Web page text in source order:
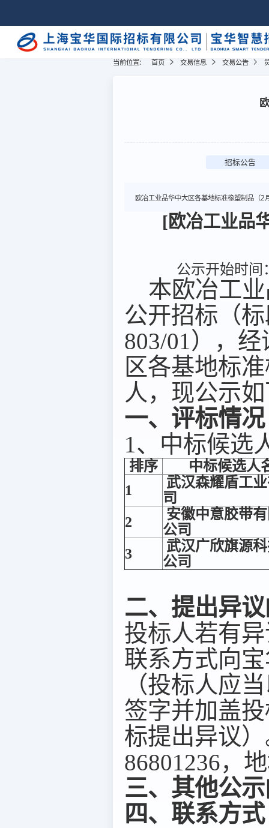
当前位置: 首页 交易信息 交易公告
招标公告
欧冶工业品华中大区各基地标准橡塑制品（2
[欧冶工业品
公示开始时间
本欧冶工业
公开招标（
803/01），
区各基地标
人，现公示
一、评标情况
1、中标候选
排序
中标候选人
1
武汉森耀盾工
司
2
安徽中意胶带
公司
3
武汉广欣旗源
公司
二、提出异
投标人若有
联系方式向
（投标人应
签字并加盖
标提出异议
86801236，
三、其他公
四、联系方式